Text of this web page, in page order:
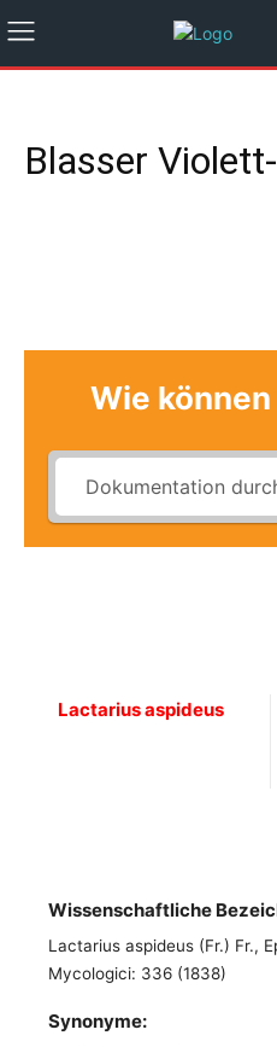
Blasser
Wie
Lactarius aspideus
Wissenschaftliche
Lactarius aspideus (Fr.) Fr.,
Mycologici: 336 (1838)
Synonyme: